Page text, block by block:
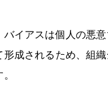
バイアスは個人の悪
形成されるため、組